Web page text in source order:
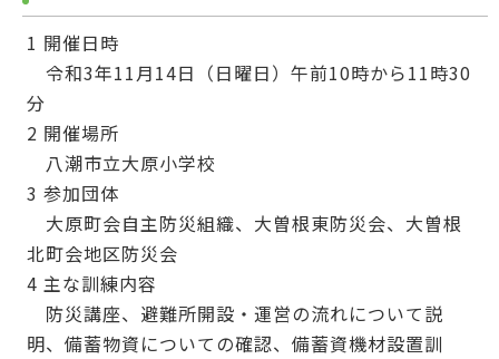
1 開催日時
令和3年11月14日（日曜日）午前10時から11時30
分
2 開催場所
八潮市立大原小学校
3 参加団体
大原町会自主防災組織、大曽根東防災会、大曽根
北町会地区防災会
4 主な訓練内容
防災講座、避難所開設・運営の流れについて説
明、備蓄物資についての確認、備蓄資機材設置訓